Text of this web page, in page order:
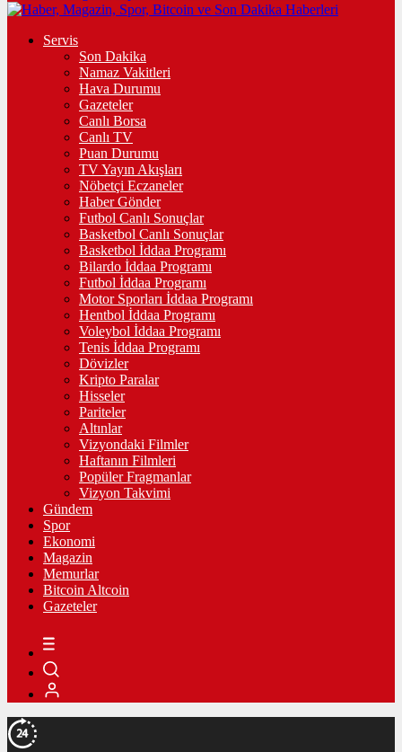
Servis
Son Dakika
Namaz Vakitleri
Hava Durumu
Gazeteler
Canlı Borsa
Canlı TV
Puan Durumu
TV Yayın Akışları
Nöbetçi Eczaneler
Haber Gönder
Futbol Canlı Sonuçlar
Basketbol Canlı Sonuçlar
Basketbol İddaa Programı
Bilardo İddaa Programı
Futbol İddaa Programı
Motor Sporları İddaa Programı
Hentbol İddaa Programı
Voleybol İddaa Programı
Tenis İddaa Programı
Dövizler
Kripto Paralar
Hisseler
Pariteler
Altınlar
Vizyondaki Filmler
Haftanın Filmleri
Popüler Fragmanlar
Vizyon Takvimi
Gündem
Spor
Ekonomi
Magazin
Memurlar
Bitcoin Altcoin
Gazeteler